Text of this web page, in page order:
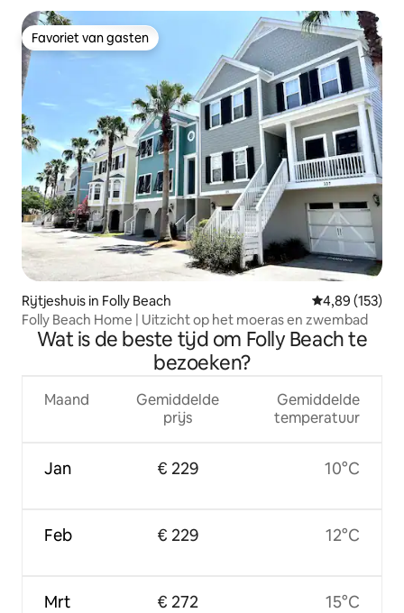
Favoriet van gasten
Favoriet van gasten
Rijtjeshuis in Folly Beach Gemiddelde
4,89 (153)
Folly Beach Home | Uitzicht op het moeras en zwembad
Wat is de beste tijd om Folly Beach te
bezoeken?
Maand
Jan
Feb
Mrt
Gemiddelde
prijs
€ 229
€ 229
€ 272
Gemiddelde
temperatuur
10°C
12°C
15°C